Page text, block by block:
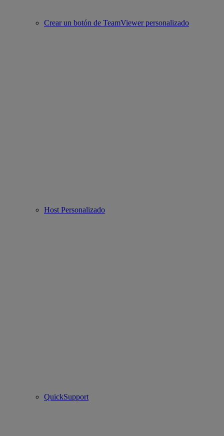
Crear un botón de TeamViewer personalizado
Host Personalizado
QuickSupport